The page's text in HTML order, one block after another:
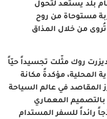
بلد يستعد لتحول
مستوحاة من روح
من خلال المذاق
ديزرت روك مثّلت تجسيداً حيّاً
المحلية، مؤكدةً مكانة
المقاصد في عالم السياحة
بالتصميم المعماري
رائداً للسفر المستدام